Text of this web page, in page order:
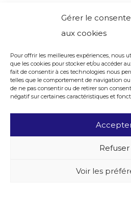
Gérer le
aux cookies
Pour offrir les meilleures expériences, nous
que les cookies pour stocker et/ou accéder
fait de consentir à ces technologies nous
telles que le comportement de navigation
de ne pas consentir ou de retirer son
négatif sur certaines caractéristiques et
Refuser
Voir les